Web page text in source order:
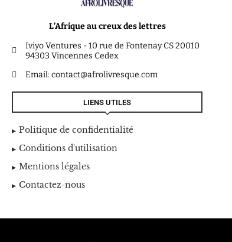
L’Afrique au creux des lettres
Iviyo Ventures - 10 rue de Fontenay CS 20010
94303 Vincennes Cedex
Email: contact@afrolivresque.com
LIENS UTILES
Politique de confidentialité
Conditions d'utilisation
Mentions légales
Contactez-nous